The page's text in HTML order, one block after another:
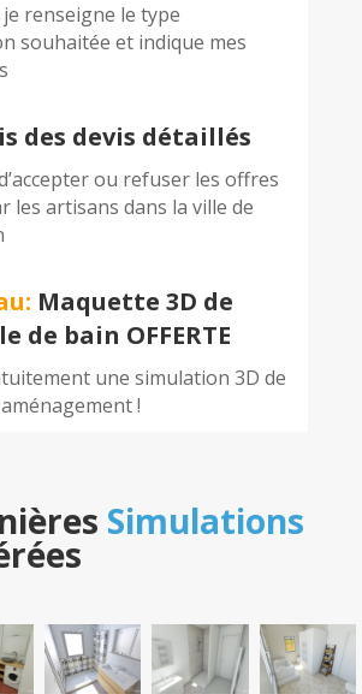
je renseigne le type
souhaitée et indique mes
des devis détaillés
ou refuser les offres
les artisans dans la ville de
Maquette 3D de
de bain OFFERTE
une simulation 3D de
!
Simulations